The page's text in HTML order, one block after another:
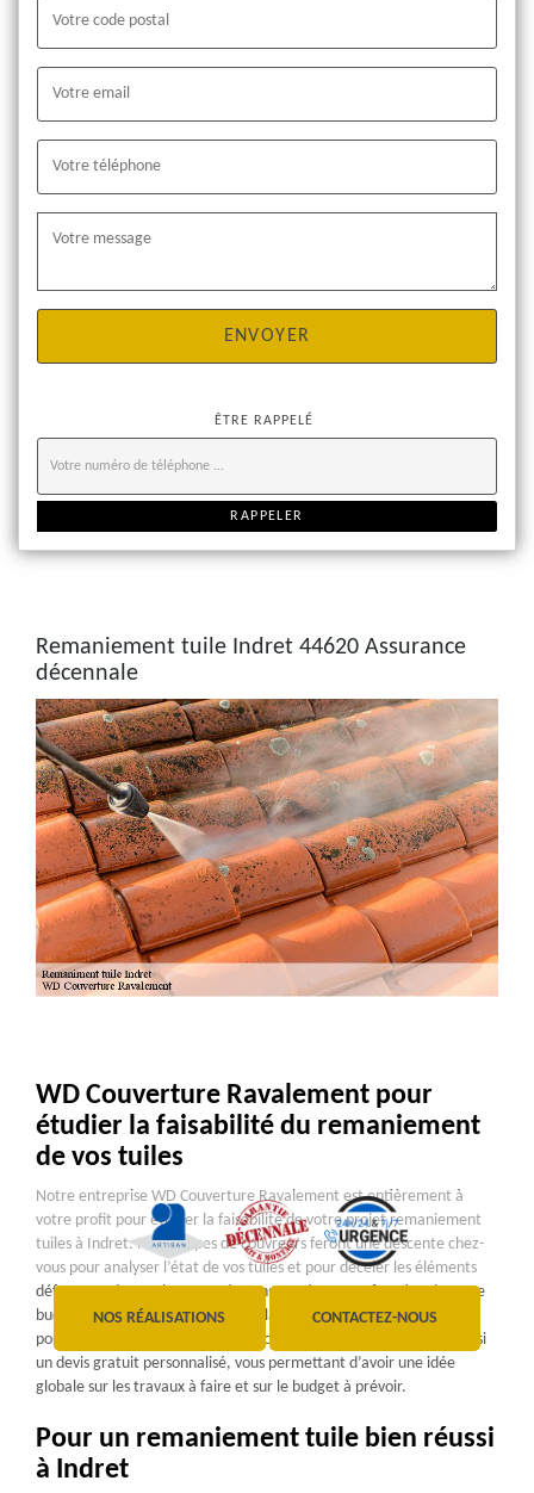
NOS RÉALISATIONS CONTACTEZ-NOUS
ÊTRE RAPPELÉ
Remaniement tuile Indret 44620 Assurance
décennale
WD Couverture Ravalement pour
étudier la faisabilité du remaniement
de vos tuiles
Notre entreprise WD Couverture Ravalement est entièrement à
votre profit pour étudier la faisabilité de votre projet remaniement
tuiles à Indret. Nos équipes de couvreurs feront une descente chez-
vous pour analyser l’état de vos tuiles et pour déceler les éléments
défectueux à remplacer. Après constatation et en fonction de votre
budget, nous vous orienterons sur la solution la mieux appropriée
pour rénover vos tuiles à Indret. Nos couvreurs vous établiront aussi
un devis gratuit personnalisé, vous permettant d’avoir une idée
globale sur les travaux à faire et sur le budget à prévoir.
Pour un remaniement tuile bien réussi
à Indret